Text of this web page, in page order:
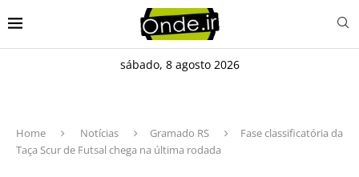
sábado, 8 agosto 2026
Home Notícias Gramado RS
Fase classificatória da
Taça Scur de Futsal chega na última rodada